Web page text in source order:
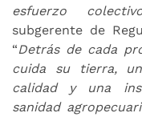
esfuerzo
subgerente de
“Detrás de cada
cuida su tierra,
calidad y una
sanidad